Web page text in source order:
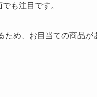
も注目です。
ため、お目当ての商品が